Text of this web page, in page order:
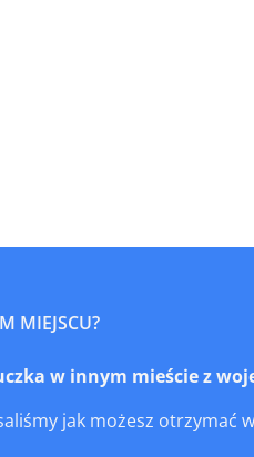
MIEJSCU?
w innym mieście z
jak możesz otrzymać